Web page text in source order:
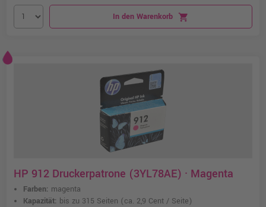
In den Warenkorb shopping_cart
HP 912 Druckerpatrone (3YL78AE) · Magenta
Farben: magenta
Kapazität: bis zu 315 Seiten (ca. 2,9 Cent / Seite)